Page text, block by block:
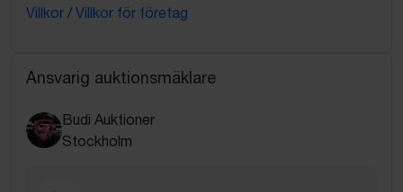
Villkor / Villkor för företag
Ansvarig auktionsmäklare
Budi Auktioner
Stockholm